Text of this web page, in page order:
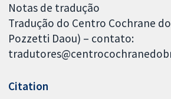
Notas de tradução
Tradução do Centro Cochrane
Pozzetti Daou) – contato:
Citation